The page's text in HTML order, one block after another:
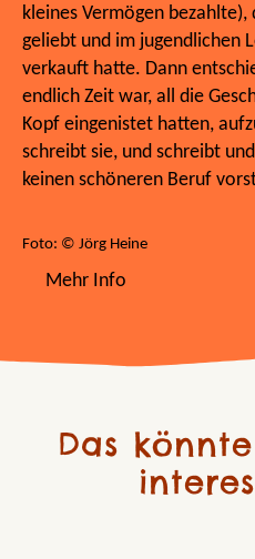
kleines Vermögen bezahlte),
geliebt und im jugendlichen
verkauft hatte. Dann
endlich Zeit war, all die
Kopf eingenistet hatten,
schreibt sie, und schreibt
keinen schöneren Beruf
Foto: © Jörg Heine
Mehr Info
Das